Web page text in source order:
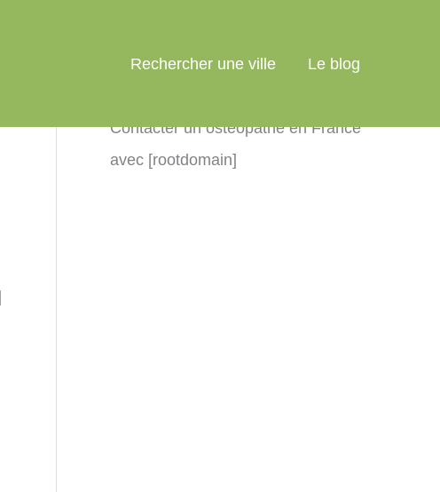
Rechercher une ville Le blog
Contacter un ostéopathe en France
avec [rootdomain]